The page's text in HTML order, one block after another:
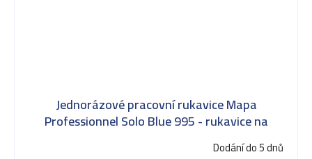
Jednorázové pracovní rukavice Mapa
Professionnel Solo Blue 995 - rukavice na
jedno použití z přírodního latexu, vnitřek bez
Dodání do 5 dnů